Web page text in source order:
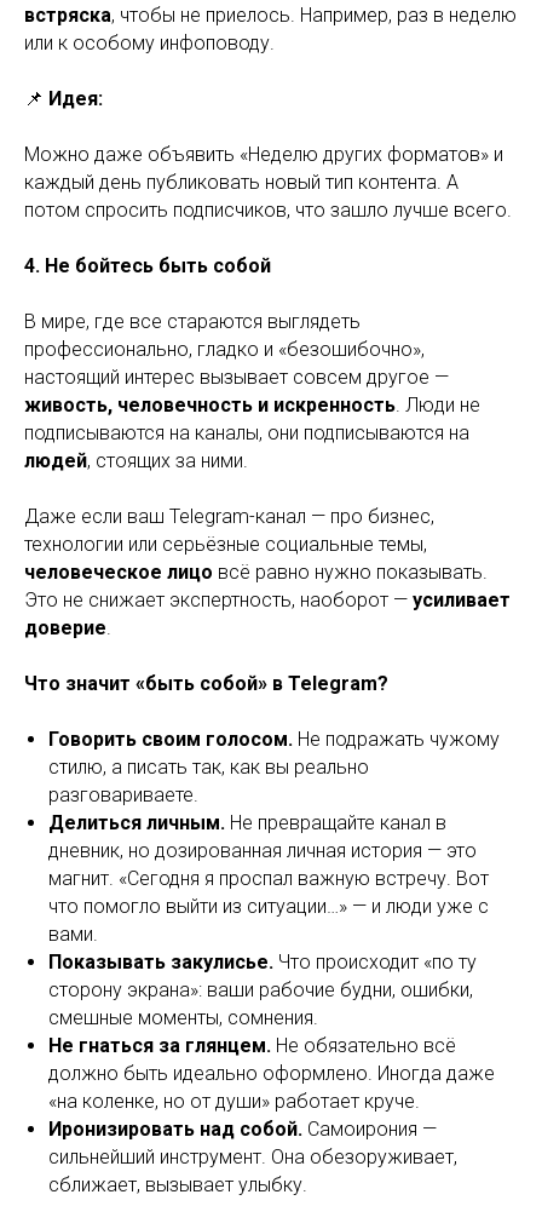
встряска, чтобы не приелось. Например, раз в неделю
или к особому инфоповоду.
📌 Идея:
Можно даже объявить «Неделю других форматов» и
каждый день публиковать новый тип контента. А
потом спросить подписчиков, что зашло лучше всего.
4. Не бойтесь быть собой
В мире, где все стараются выглядеть
профессионально, гладко и «безошибочно»,
настоящий интерес вызывает совсем другое —
живость, человечность и искренность. Люди не
подписываются на каналы, они подписываются на
людей, стоящих за ними.
Даже если ваш Telegram-канал — про бизнес,
технологии или серьёзные социальные темы,
человеческое лицо всё равно нужно показывать.
Это не снижает экспертность, наоборот — усиливает
доверие.
Что значит «быть собой» в Telegram?
Говорить своим голосом. Не подражать чужому
стилю, а писать так, как вы реально
разговариваете.
Делиться личным. Не превращайте канал в
дневник, но дозированная личная история — это
магнит. «Сегодня я проспал важную встречу. Вот
что помогло выйти из ситуации…» — и люди уже с
вами.
Показывать закулисье. Что происходит «по ту
сторону экрана»: ваши рабочие будни, ошибки,
смешные моменты, сомнения.
Не гнаться за глянцем. Не обязательно всё
должно быть идеально оформлено. Иногда даже
«на коленке, но от души» работает круче.
Иронизировать над собой. Самоирония —
сильнейший инструмент. Она обезоруживает,
сближает, вызывает улыбку.